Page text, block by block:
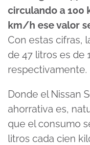
circulando a 100
km/h ese valor
Con estas cifras,
de 47 litros es de
respectivamente.
Donde el Nissan
ahorrativa es,
que el consumo
litros cada cien